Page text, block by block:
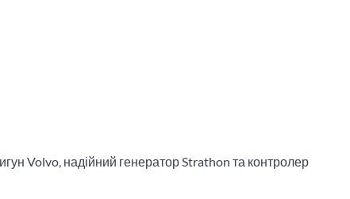
Volvo, надійний генератор Strathon та контролер